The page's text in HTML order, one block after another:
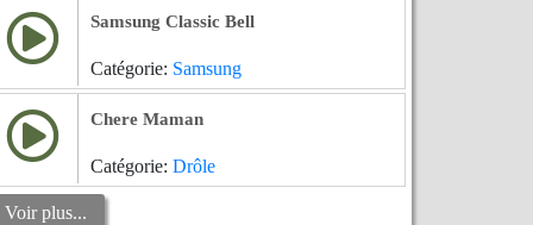
Samsung Classic Bell
Catégorie: Samsung
Chere Maman
Catégorie: Drôle
Voir plus...